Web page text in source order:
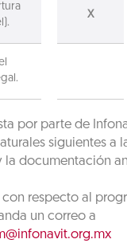
X
por parte de
siguientes a
la documentación
respecto al
un correo a